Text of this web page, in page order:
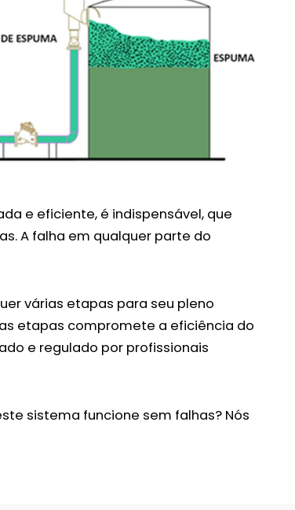
e eficiente, é indispensável, que
A falha em qualquer parte do
várias etapas para seu pleno
etapas compromete a eficiência do
e regulado por profissionais
sistema funcione sem falhas? Nós